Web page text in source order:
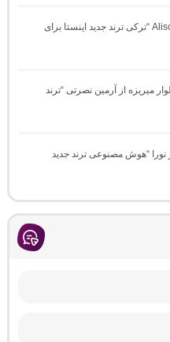
دانلود آهنگ Havası Yeter از Alisch Music “ترکی ترند جدید اینستا برای
ﻣﻴﺮﻳﺰه از آرمین نصرتی “ترند
نورا “هوش مصنوعی ترند جدید